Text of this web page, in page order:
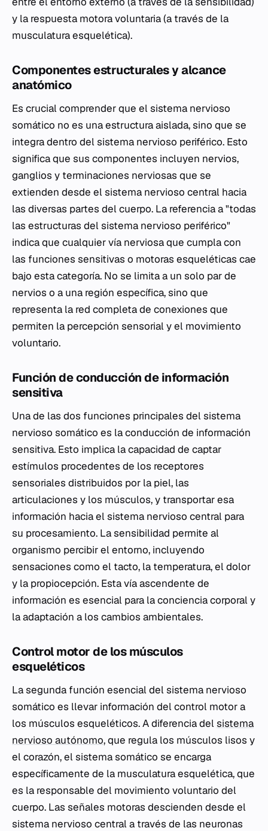
y la respuesta motora voluntaria (a través de la
musculatura esquelética).
Componentes estructurales y alcance
anatómico
Es crucial comprender que el sistema nervioso
somático no es una estructura aislada, sino que se
integra dentro del sistema nervioso periférico. Esto
significa que sus componentes incluyen nervios,
ganglios y terminaciones nerviosas que se
extienden desde el sistema nervioso central hacia
las diversas partes del cuerpo. La referencia a "todas
las estructuras del sistema nervioso periférico"
indica que cualquier vía nerviosa que cumpla con
las funciones sensitivas o motoras esqueléticas cae
bajo esta categoría. No se limita a un solo par de
nervios o a una región específica, sino que
representa la red completa de conexiones que
permiten la percepción sensorial y el movimiento
voluntario.
Función de conducción de información
sensitiva
Una de las dos funciones principales del sistema
nervioso somático es la conducción de información
sensitiva. Esto implica la capacidad de captar
estímulos procedentes de los receptores
sensoriales distribuidos por la piel, las
articulaciones y los músculos, y transportar esa
información hacia el sistema nervioso central para
su procesamiento. La sensibilidad permite al
organismo percibir el entorno, incluyendo
sensaciones como el tacto, la temperatura, el dolor
y la propiocepción. Esta vía ascendente de
información es esencial para la conciencia corporal y
la adaptación a los cambios ambientales.
Control motor de los músculos
esqueléticos
La segunda función esencial del sistema nervioso
somático es llevar información del control motor a
los músculos esqueléticos. A diferencia delsistema
nervioso autónomo, que regula los músculos lisos y
el corazón, el sistema somático se encarga
específicamente de la musculatura esquelética, que
es la responsable del movimiento voluntario del
cuerpo. Las señales motoras descienden desde el
sistema nervioso central a través de las neuronas